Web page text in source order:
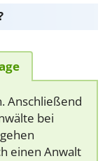
Anschließend
bei
einen Anwalt